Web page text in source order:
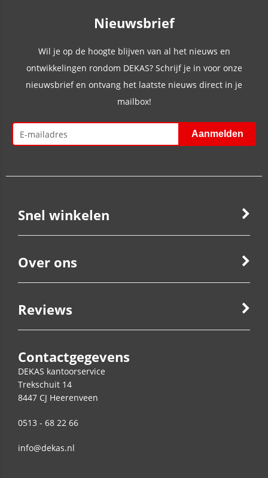
Nieuwsbrief
Wil je op de hoogte blijven van al het nieuws en
ontwikkelingen rondom DEKAS? Schrijf je in voor onze
nieuwsbrief en ontvang het laatste nieuws direct in je
mailbox!
Snel winkelen
Over ons
Reviews
Contactgegevens
DEKAS kantoorservice
Trekschuit 14
8447 CJ Heerenveen
0513 - 68 22 66
info@dekas.nl